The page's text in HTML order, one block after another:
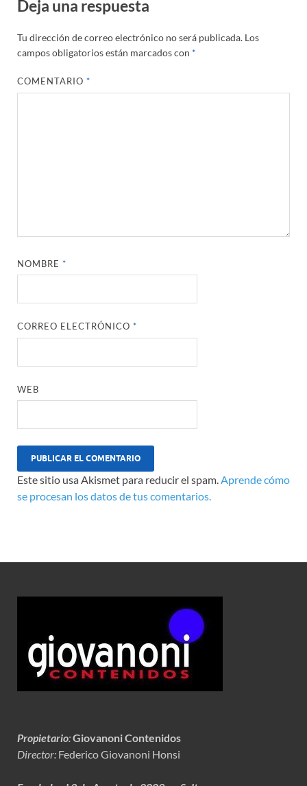
Deja una respuesta
Tu dirección de correo electrónico no será publicada. Los
campos obligatorios están marcados con *
COMENTARIO*
NOMBRE*
CORREO ELECTRÓNICO*
WEB
Este sitio usa Akismet para reducir el spam.Aprende cómo
se procesan los datos de tus comentarios.
Propietario:Giovanoni Contenidos
Director: Federico Giovanoni Honsi